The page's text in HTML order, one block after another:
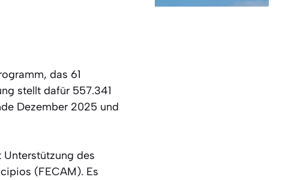
das 61
stellt dafür 557.341
Dezember 2025 und
des
(FECAM). Es